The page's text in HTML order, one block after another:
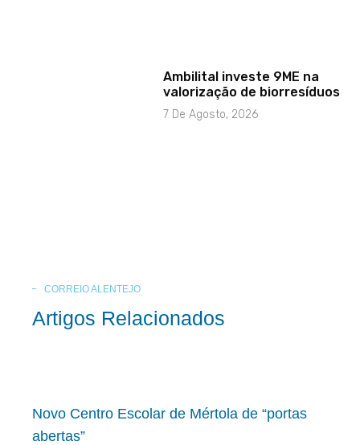
Ambilital investe 9ME na
valorização de biorresíduos
7 De Agosto, 2026
CORREIO ALENTEJO
Artigos Relacionados
Novo Centro Escolar de Mértola de “portas
abertas”